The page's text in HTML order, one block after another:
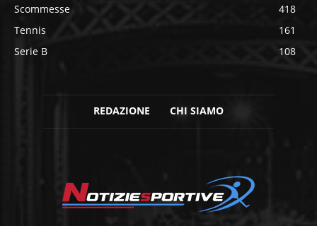
Scommesse
418
Tennis
161
Serie B
108
REDAZIONE CHI SIAMO